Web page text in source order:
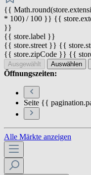
{{
* 100) / 100 }} {{
}}
{{ store.label }}
{{ store.street }} {{
{{ store.zipCode }} {{
Ausgewählt Auswählen
Öffnungszeiten:
Seite {{
Alle Märkte anzeigen